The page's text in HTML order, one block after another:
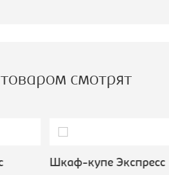
смотрят
Шкаф-купе Экспресс